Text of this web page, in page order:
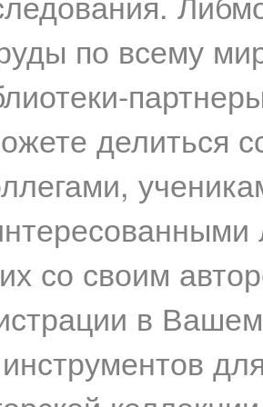
по всему
делиться
их со своим
в
инструментов